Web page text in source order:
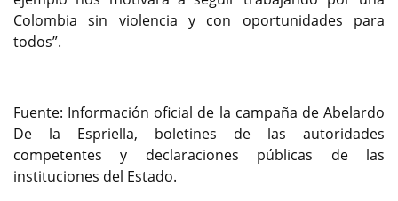
Colombia sin violencia y con oportunidades para
todos”.
Fuente: Información oficial de la campaña de Abelardo
De la Espriella, boletines de las autoridades
competentes y declaraciones públicas de las
instituciones del Estado.